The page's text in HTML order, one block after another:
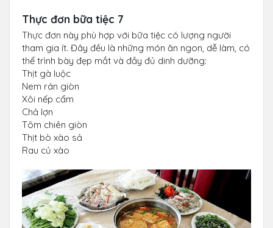
Thực đơn bữa tiệc 7
Thực đơn này phù hợp với bữa tiệc có lượng người
tham gia ít. Đây đều là những món ăn ngon, dễ làm, có
thể trình bày đẹp mắt và đầy đủ dinh dưỡng:
Thịt gà luộc
Nem rán giòn
Xôi nếp cẩm
Chả lợn
Tôm chiên giòn
Thịt bò xào sả
Rau củ xào